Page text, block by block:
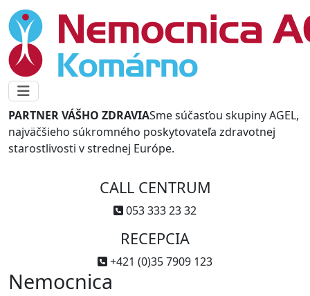
PARTNER VÁŠHO ZDRAVIASme súčasťou skupiny AGEL,
najväčšieho súkromného poskytovateľa zdravotnej
starostlivosti v strednej Európe.
CALL CENTRUM
053 333 23 32
RECEPCIA
+421 (0)35 7909 123
Nemocnica